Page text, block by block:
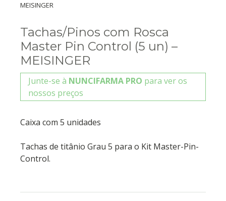
MEISINGER
Tachas/Pinos com Rosca
Master Pin Control (5 un) –
MEISINGER
Junte-se à NUNCIFARMA PRO para ver os
nossos preços
Caixa com 5 unidades
Tachas de titânio Grau 5 para o Kit Master-Pin-
Control.